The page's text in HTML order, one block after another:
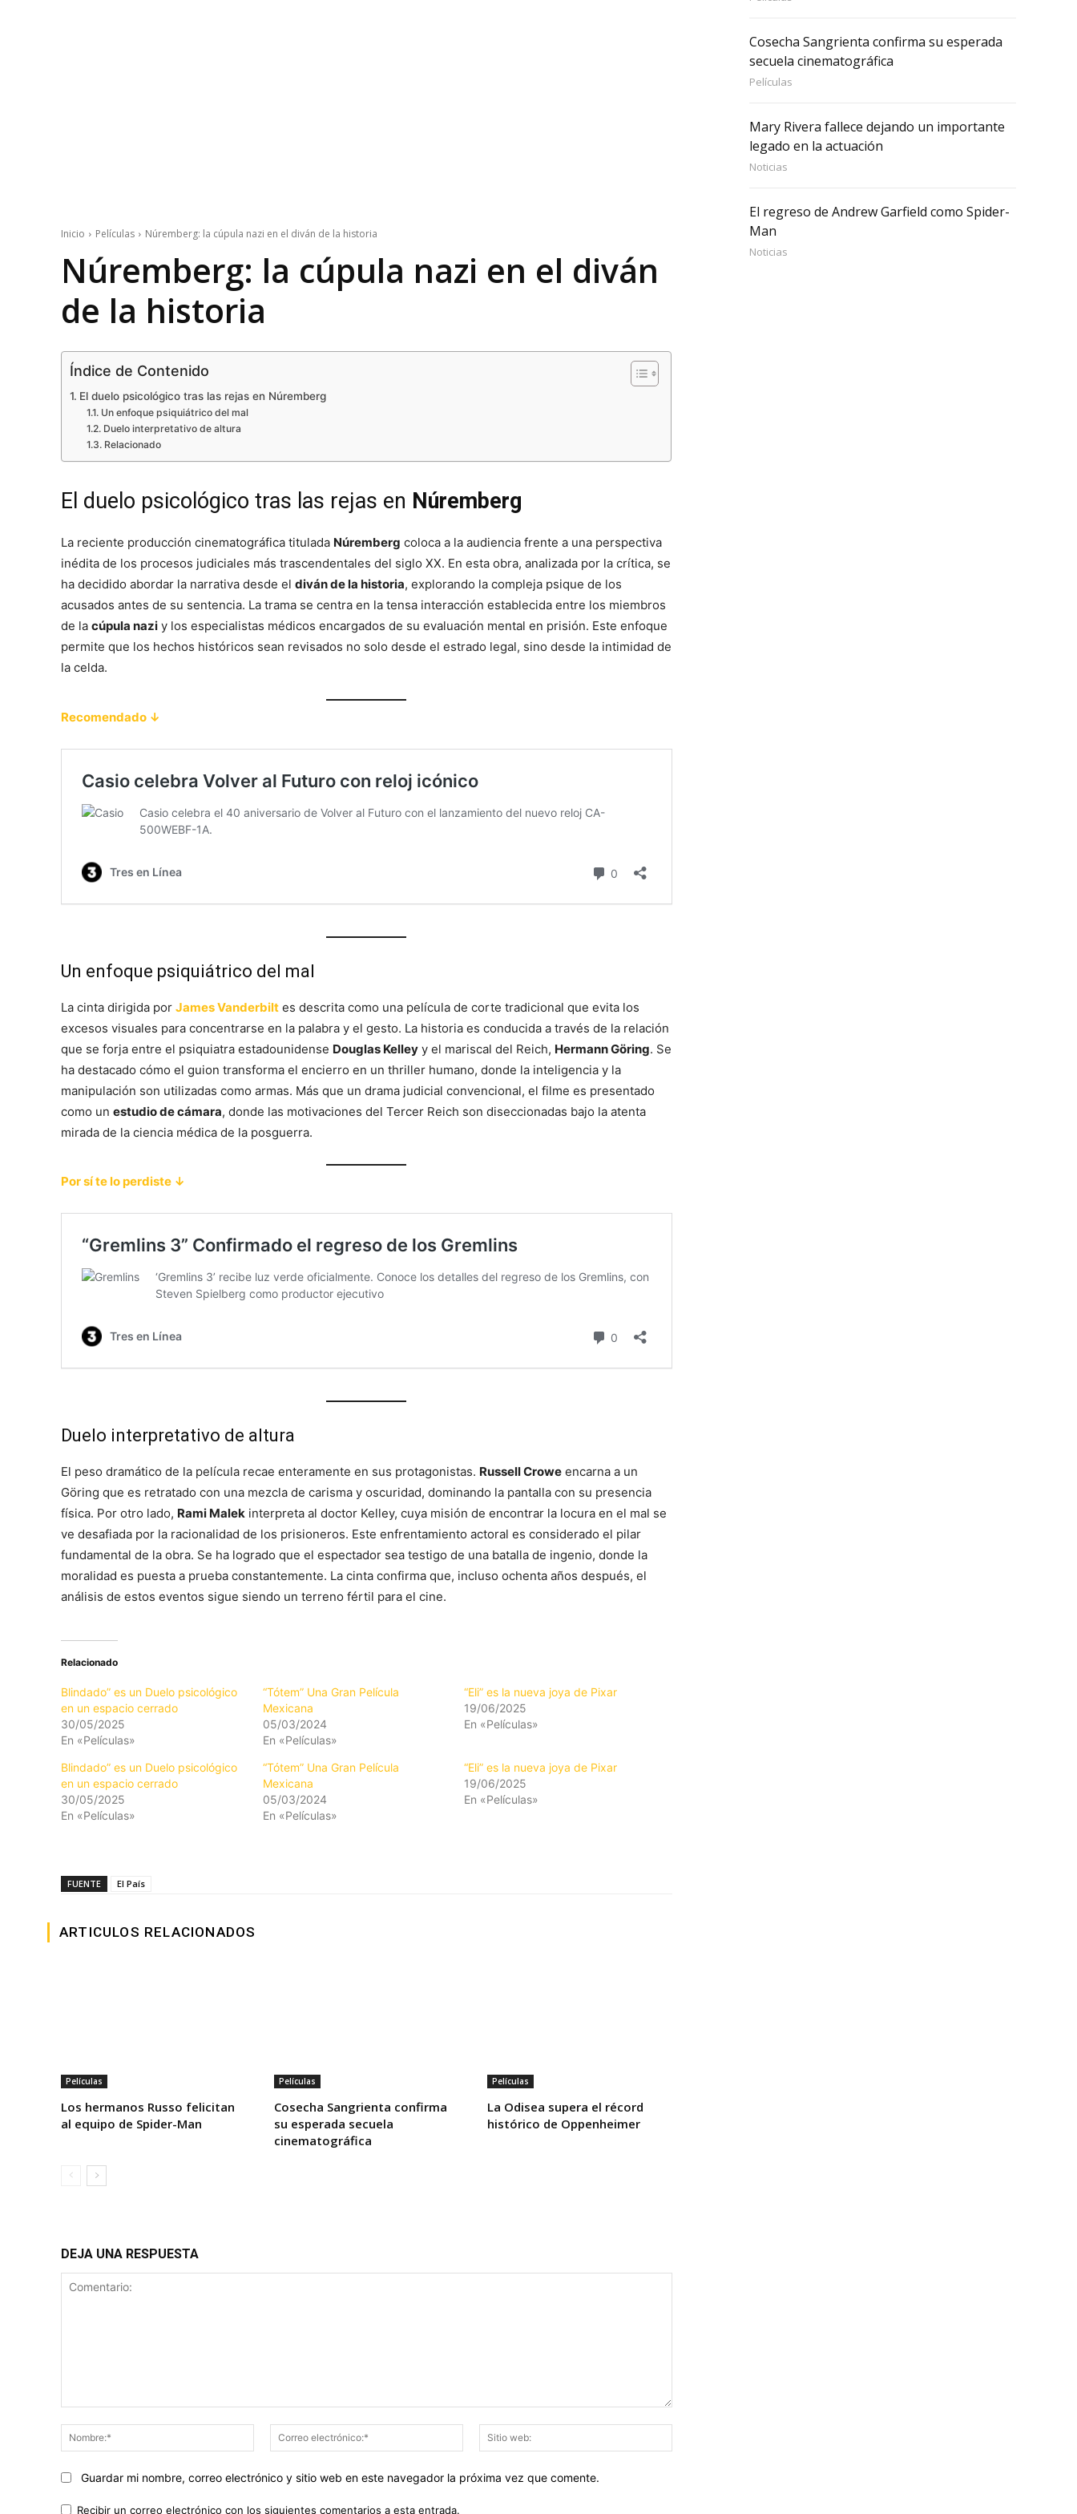
Inicio Películas Núremberg: la cúpula nazi en el diván de la historia
Núremberg: la cúpula nazi en el diván
de la historia
Índice de Contenido
El duelo psicológico tras las rejas en Núremberg
Un enfoque psiquiátrico del mal
Duelo interpretativo de altura
Relacionado
El duelo psicológico tras las rejas en Núremberg
La reciente producción cinematográfica titulada Núremberg coloca a la audiencia frente a una perspectiva
inédita de los procesos judiciales más trascendentales del siglo XX. En esta obra, analizada por la crítica, se
ha decidido abordar la narrativa desde el diván de la historia, explorando la compleja psique de los
acusados antes de su sentencia. La trama se centra en la tensa interacción establecida entre los miembros
de la cúpula nazi y los especialistas médicos encargados de su evaluación mental en prisión. Este enfoque
permite que los hechos históricos sean revisados no solo desde el estrado legal, sino desde la intimidad de
la celda.
Recomendado ↓
Un enfoque psiquiátrico del mal
La cinta dirigida por James Vanderbilt es descrita como una película de corte tradicional que evita los
excesos visuales para concentrarse en la palabra y el gesto. La historia es conducida a través de la relación
que se forja entre el psiquiatra estadounidense Douglas Kelley y el mariscal del Reich, Hermann Göring. Se
ha destacado cómo el guion transforma el encierro en un thriller humano, donde la inteligencia y la
manipulación son utilizadas como armas. Más que un drama judicial convencional, el filme es presentado
como un estudio de cámara, donde las motivaciones del Tercer Reich son diseccionadas bajo la atenta
mirada de la ciencia médica de la posguerra.
Por sí te lo perdiste ↓
Duelo interpretativo de altura
El peso dramático de la película recae enteramente en sus protagonistas. Russell Crowe encarna a un
Göring que es retratado con una mezcla de carisma y oscuridad, dominando la pantalla con su presencia
física. Por otro lado, Rami Malek interpreta al doctor Kelley, cuya misión de encontrar la locura en el mal se
ve desafiada por la racionalidad de los prisioneros. Este enfrentamiento actoral es considerado el pilar
fundamental de la obra. Se ha logrado que el espectador sea testigo de una batalla de ingenio, donde la
moralidad es puesta a prueba constantemente. La cinta confirma que, incluso ochenta años después, el
análisis de estos eventos sigue siendo un terreno fértil para el cine.
Relacionado
Blindado” es un Duelo psicológico
en un espacio cerrado
30/05/2025
En «Películas»
“Tótem” Una Gran Película
Mexicana
05/03/2024
En «Películas»
“Eli” es la nueva joya de Pixar
19/06/2025
En «Películas»
Blindado” es un Duelo psicológico
en un espacio cerrado
30/05/2025
En «Películas»
“Tótem” Una Gran Película
Mexicana
05/03/2024
En «Películas»
“Eli” es la nueva joya de Pixar
19/06/2025
En «Películas»
FUENTE El País
ARTICULOS RELACIONADOS
Películas
Los hermanos Russo felicitan
al equipo de Spider-Man
Películas
Cosecha Sangrienta confirma
su esperada secuela
cinematográfica
Películas
La Odisea supera el récord
histórico de Oppenheimer
DEJA UNA RESPUESTA
Nombre:*
Correo
electrónico:*
web:
Guardar mi nombre, correo electrónico y sitio web en este navegador la próxima vez que comente.
Recibir un correo electrónico con los siguientes comentarios a esta entrada.
Cosecha Sangrienta confirma su esperada
secuela cinematográfica
Películas
Mary Rivera fallece dejando un importante
legado en la actuación
Noticias
El regreso de Andrew Garfield como Spider-
Man
Noticias